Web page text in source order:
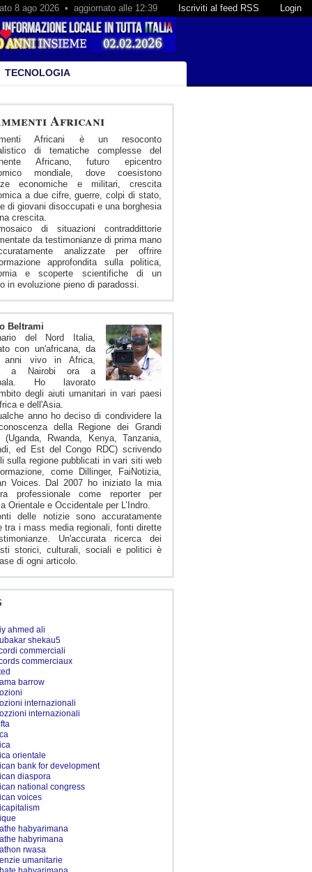
Login
Iscriviti al feed RSS
8 ago 2026 • aggiornato alle 12:39
TECNOLOGIA
Africani
Africani è un resoconto
di tematiche complesse del
Africano, futuro epicentro
mondiale, dove coesistono
economiche e militari, crescita
a due cifre, guerre, colpi di stato,
di giovani disoccupati e una borghesia
crescita.
di situazioni contraddittorie
da testimonianze di prima mano
analizzate per offrire
approfondita sulla politica,
e scoperte scientifiche di un
in evoluzione pieno di paradossi.
Beltrami
del Nord Italia,
con un'africana, da
anni vivo in Africa,
a Nairobi ora a
Ho lavorato
degli aiuti umanitari in vari paesi
e dell'Asia.
anno ho deciso di condividere la
della Regione dei Grandi
(Uganda, Rwanda, Kenya, Tanzania,
ed Est del Congo RDC) scrivendo
sulla regione pubblicati in vari siti web
come Dillinger, FaiNotizia,
Voices. Dal 2007 ho iniziato la mia
professionale come reporter per
Orientale e Occidentale per L’Indro.
delle notizie sono accuratamente
tra i mass media regionali, fonti dirette
Un'accurata ricerca dei
storici, culturali, sociali e politici è
di ogni articolo.
ahmed ali
shekau5
commerciali
commerciaux
barrow
internazionali
internazionali
orientale
bank for development
diaspora
national congress
voices
habyarimana
habyrimana
rwasa
umanitarie